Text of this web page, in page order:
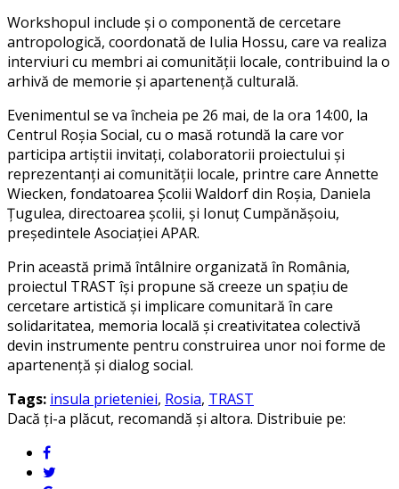
Workshopul include și o componentă de cercetare
antropologică, coordonată de Iulia Hossu, care va realiza
interviuri cu membri ai comunității locale, contribuind la o
arhivă de memorie și apartenență culturală.
Evenimentul se va încheia pe 26 mai, de la ora 14:00, la
Centrul Roșia Social, cu o masă rotundă la care vor
participa artiștii invitați, colaboratorii proiectului și
reprezentanți ai comunității locale, printre care Annette
Wiecken, fondatoarea Școlii Waldorf din Roșia, Daniela
Țugulea, directoarea școlii, și Ionuț Cumpănășoiu,
președintele Asociației APAR.
Prin această primă întâlnire organizată în România,
proiectul TRAST își propune să creeze un spațiu de
cercetare artistică și implicare comunitară în care
solidaritatea, memoria locală și creativitatea colectivă
devin instrumente pentru construirea unor noi forme de
apartenență și dialog social.
Tags: insula prieteniei, Rosia, TRAST
Dacă ți-a plăcut, recomandă și altora. Distribuie pe: